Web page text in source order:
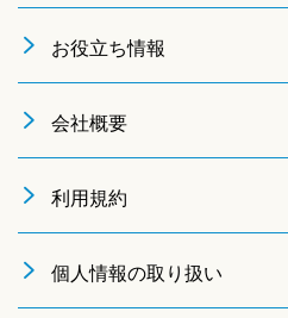
お役立ち情報
会社概要
利用規約
個人情報の取り扱い